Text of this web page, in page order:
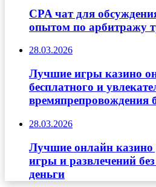
CPA чат для
опытом по арбитражу
28.03.2026
Лучшие игры казино
бесплатного и
времяпрепровождения
28.03.2026
Лучшие онлайн казино
игры и развлечений
деньги